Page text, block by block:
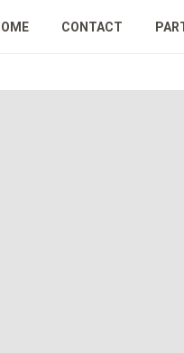
CONTACT